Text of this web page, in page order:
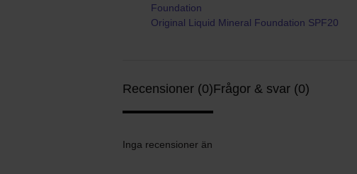
Foundation
Original Liquid Mineral Foundation SPF20
Recensioner (0)Frågor & svar (0)
Inga recensioner än